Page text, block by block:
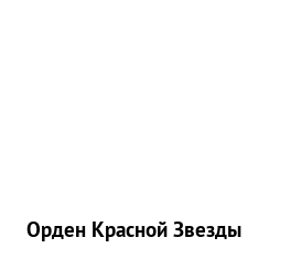
Орден Красной Звезды